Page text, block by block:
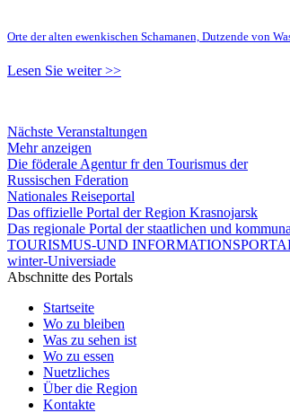
Orte der alten ewenkischen Schamanen, Dutzende von
Lesen Sie weiter >>
Nächste Veranstaltungen
Mehr anzeigen
Die föderale Agentur fr den Tourismus der
Russischen Fderation
Nationales Reiseportal
Das offizielle Portal der Region Krasnojarsk
Das regionale Portal der staatlichen und
TOURISMUS-UND
winter-Universiade
Abschnitte des Portals
Startseite
Wo zu bleiben
Was zu sehen ist
Wo zu essen
Nuetzliches
Über die Region
Kontakte